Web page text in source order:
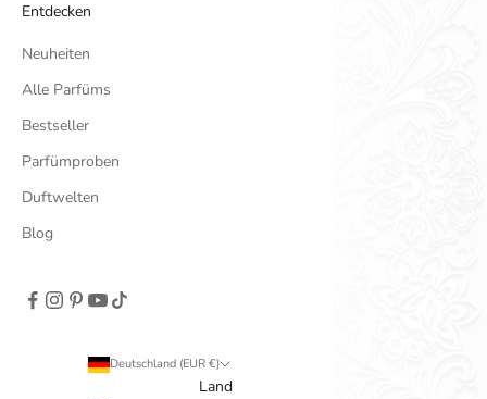
Entdecken
Neuheiten
Alle Parfüms
Bestseller
Parfümproben
Duftwelten
Blog
Deutschland (EUR €)
Land